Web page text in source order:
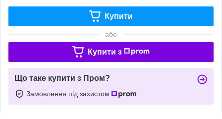
Купити
або
Купити з
Що таке купити з Пром?
Замовлення під захистом